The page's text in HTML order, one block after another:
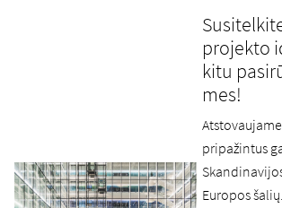
projekto
kitu
mes!
pripažintus
Europos